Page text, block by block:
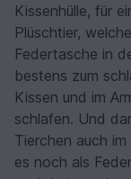
Kissenhülle, für
Plüschtier,
Federtasche in
bestens zum
Kissen und im
schlafen. Und
Tierchen auch
es noch als